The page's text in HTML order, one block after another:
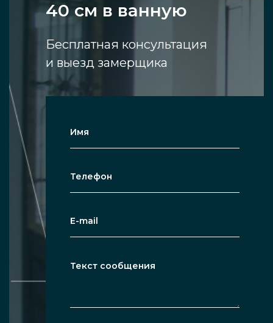
40 см в ванную
Бесплатная консультация
и выезд замерщика